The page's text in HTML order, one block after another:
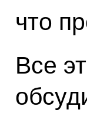
что
Все